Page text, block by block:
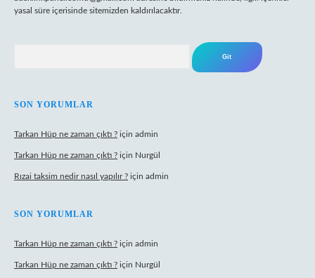
yasal süre içerisinde sitemizden kaldırılacaktır.
SON YORUMLAR
Tarkan Hüp ne zaman çıktı ? için admin
Tarkan Hüp ne zaman çıktı ? için Nurgül
Rızai taksim nedir nasıl yapılır ? için admin
SON YORUMLAR
Tarkan Hüp ne zaman çıktı ? için admin
Tarkan Hüp ne zaman çıktı ? için Nurgül